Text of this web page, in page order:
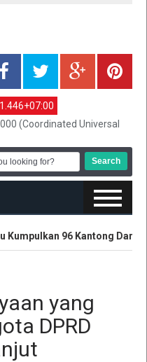
(Coordinated Universal
96 Kantong Darah
yang
DPRD